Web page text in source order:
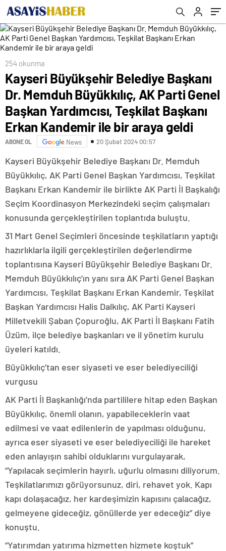
Yardımcısı, Teşkilat Başkanı Erkan Kandemir
ile bir araya geldi
254 okunma
Kayseri Büyükşehir Belediye Başkanı
Dr. Memduh Büyükkılıç, AK Parti Genel
Başkan Yardımcısı, Teşkilat Başkanı
Erkan Kandemir ile bir araya geldi
ABONE OL News 20 Şubat 2024 00:57
Kayseri Büyükşehir Belediye Başkanı Dr. Memduh
Büyükkılıç, AK Parti Genel Başkan Yardımcısı, Teşkilat
Başkanı Erkan Kandemir ile birlikte AK Parti İl Başkalığı
Seçim Koordinasyon Merkezindeki seçim çalışmaları
konusunda gerçekleştirilen toplantıda buluştu.
31 Mart Genel Seçimleri öncesinde teşkilatların yaptığı
hazırlıklarla ilgili gerçekleştirilen değerlendirme
toplantısına Kayseri Büyükşehir Belediye Başkanı Dr.
Memduh Büyükkılıç’ın yanı sıra AK Parti Genel Başkan
Yardımcısı, Teşkilat Başkanı Erkan Kandemir, Teşkilat
Başkan Yardımcısı Halis Dalkılıç, AK Parti Kayseri
Milletvekili Şaban Çopuroğlu, AK Parti İl Başkanı Fatih
Üzüm, ilçe belediye başkanları ve il yönetim kurulu
üyeleri katıldı.
Büyükkılıç’tan eser siyaseti ve eser belediyeciliği
vurgusu
AK Parti İl Başkanlığı’nda partililere hitap eden Başkan
Büyükkılıç, önemli olanın, yapabileceklerin vaat
edilmesi ve vaat edilenlerin de yapılması olduğunu,
ayrıca eser siyaseti ve eser belediyeciliği ile hareket
eden anlayışın sahibi olduklarını vurgulayarak,
“Yapılacak seçimlerin hayırlı, uğurlu olmasını diliyorum.
Teşkilatlarımızı görüyorsunuz, diri, rehavet yok. Kapı
kapı dolaşacağız, her kardeşimizin kapısını çalacağız,
gelmeyene gideceğiz, gönüllerde yer edeceğiz” diye
konuştu.
“Yatırımdan yatırıma hizmetten hizmete koştuk”
Artırma Projesiyle Avrupa Birliği’nden Hibe
Aldı